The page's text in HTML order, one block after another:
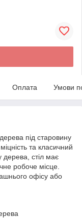
Оплата Умови
під старовину
та класичний
дерева, стіл має
робоче місце.
офісу або